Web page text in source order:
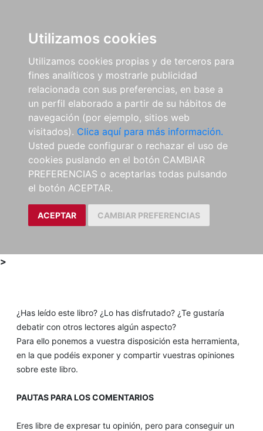
Utilizamos cookies
Utilizamos cookies propias y de terceros para
fines analíticos y mostrarle publicidad
relacionada con sus preferencias, en base a
un perfil elaborado a partir de su hábitos de
navegación (por ejemplo, sitios web
visitados). Clica aquí para más información.
Usted puede configurar o rechazar el uso de
cookies puslando en el botón CAMBIAR
PREFERENCIAS o aceptarlas todas pulsando
el botón ACEPTAR.
ACEPTAR CAMBIAR PREFERENCIAS
>
¿Has leído este libro? ¿Lo has disfrutado? ¿Te gustaría
debatir con otros lectores algún aspecto?
Para ello ponemos a vuestra disposición esta herramienta,
en la que podéis exponer y compartir vuestras opiniones
sobre este libro.
PAUTAS PARA LOS COMENTARIOS
Eres libre de expresar tu opinión, pero para conseguir un